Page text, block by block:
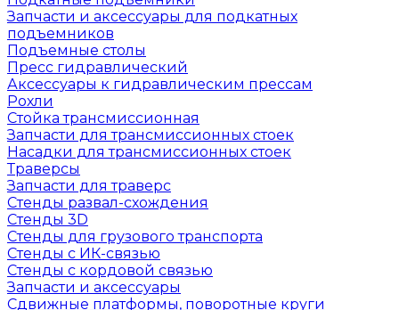
Запчасти и аксессуары для подкатных
подъемников
Подъемные столы
Пресс гидравлический
Аксессуары к гидравлическим прессам
Рохли
Стойка трансмиссионная
Запчасти для трансмиссионных стоек
Насадки для трансмиссионных стоек
Траверсы
Запчасти для траверс
Стенды развал-схождения
Стенды 3D
Стенды для грузового транспорта
Стенды с ИК-связью
Стенды с кордовой связью
Запчасти и аксессуары
Сдвижные платформы, поворотные круги